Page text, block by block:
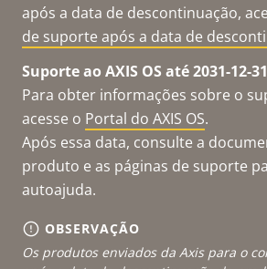
após a data de descontinuação,
de suporte após a data de
Suporte ao AXIS OS até 2031-12-
Para obter informações sobre o
acesse o Portal do AXIS OS.
Após essa data, consulte a
produto e as páginas de suporte
autoajuda.
OBSERVAÇÃO
Os produtos enviados da Axis para o